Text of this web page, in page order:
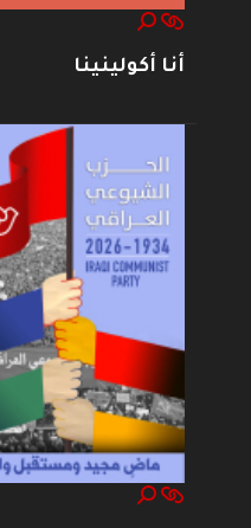
أنا أكولينينا